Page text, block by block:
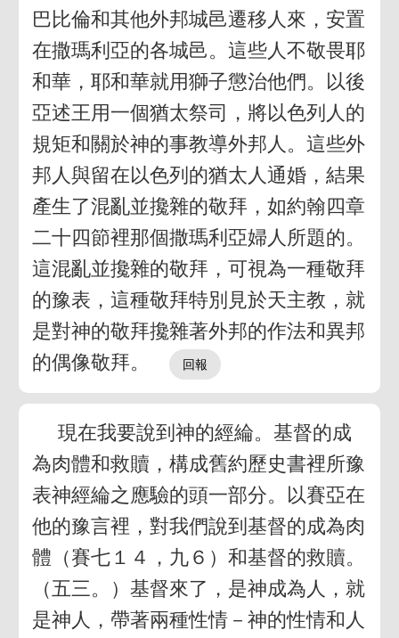
巴比倫和其他外邦城邑遷移人來，安置
在撒瑪利亞的各城邑。這些人不敬畏耶
和華，耶和華就用獅子懲治他們。以後
亞述王用一個猶太祭司，將以色列人的
規矩和關於神的事教導外邦人。這些外
邦人與留在以色列的猶太人通婚，結果
產生了混亂並攙雜的敬拜，如約翰四章
二十四節裡那個撒瑪利亞婦人所題的。
這混亂並攙雜的敬拜，可視為一種敬拜
的豫表，這種敬拜特別見於天主教，就
是對神的敬拜攙雜著外邦的作法和異邦
的偶像敬拜。
現在我要說到神的經綸。基督的成
為肉體和救贖，構成舊約歷史書裡所豫
表神經綸之應驗的頭一部分。以賽亞在
他的豫言裡，對我們說到基督的成為肉
體（賽七１４，九６）和基督的救贖。
（五三。）基督來了，是神成為人，就
是神人，帶著兩種性情－神的性情和人